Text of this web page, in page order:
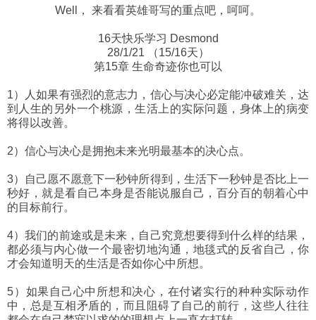
Well， 来看看英雄哥写的重点吧，呵呵。
16天快乐学习 Desmond
28/1/21 （15/16天）
第15章 生命奇迹你也可以
1）人如果有强烈的意志力，信心与决心必定能冲破难关，达
到人生的另外一个桃源，生活上的实际问题，身体上的病变
将得以改善。
2）信心与决心是拥抱未来光明最基本的决心点。
3）自己愿不愿意下一秒钟所得到，生活下一秒钟是否比上一
秒好，就是看自己本身是否能说服自己，百分百的朝着心中
的目标前行。
4）我们的前途或是未来，自己究竟想要得到什么样的结果，
都必须与内心做一个最密切地沟通，地毯式的反省自己，你
才会知道明天的生活是否如你心中所想。
5）如果自己心中所想和决心，在付诸实行的种种实际动作
中，总是互相矛盾的，而且阻碍了自己的前行，这些人往往